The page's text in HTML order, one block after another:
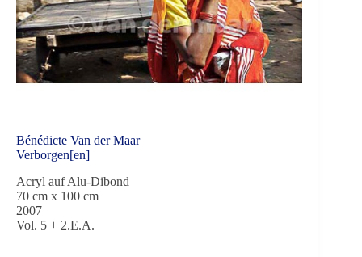
Bénédicte Van der Maar
Verborgen[en]
Acryl auf Alu-Dibond
70 cm x 100 cm
2007
Vol. 5 + 2.E.A.